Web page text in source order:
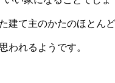
建て主のかたのほとん
れるようです。